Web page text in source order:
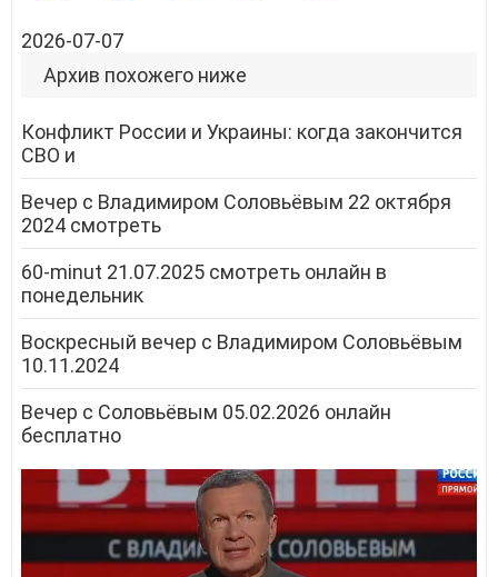
2026-07-07
Архив похожего ниже
Конфликт России и Украины: когда закончится
СВО и
Вечер с Владимиром Соловьёвым 22 октября
2024 смотреть
60-minut 21.07.2025 смотреть онлайн в
понедельник
Воскресный вечер с Владимиром Соловьёвым
10.11.2024
Вечер с Соловьёвым 05.02.2026 онлайн
бесплатно